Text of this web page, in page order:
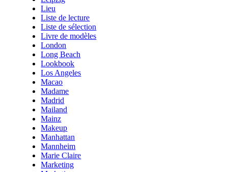
Lieu
Liste de lecture
Liste de sélection
Livre de modèles
London
Long Beach
Lookbook
Los Angeles
Macao
Madame
Madrid
Mailand
Mainz
Makeup
Manhattan
Mannheim
Marie Claire
Marketing